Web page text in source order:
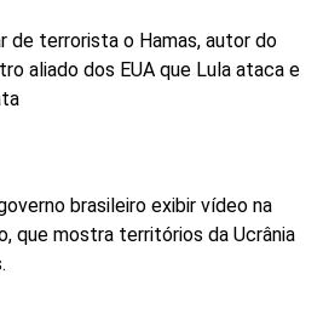
de terrorista o Hamas, autor do
aliado dos EUA que Lula ataca e
brasileiro exibir vídeo na
que mostra territórios da Ucrânia